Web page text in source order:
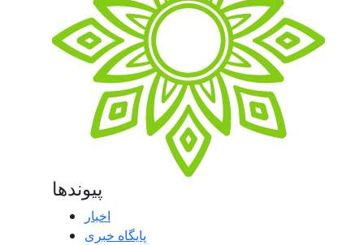
پیوندها
اخبار
پایگاه خبری